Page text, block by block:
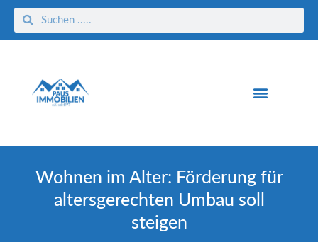
Wohnen im Alter: Förderung für
altersgerechten Umbau soll
steigen